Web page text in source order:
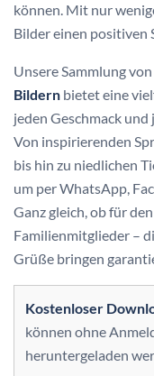
können. Mit nur
Bilder einen positiven
Unsere Sammlung von
Bildern bietet eine
jeden Geschmack
Von inspirierenden
bis hin zu niedlichen
um per WhatsApp,
Ganz gleich, ob für
Familienmitglieder –
Grüße bringen
Kostenloser
können ohne
heruntergeladen